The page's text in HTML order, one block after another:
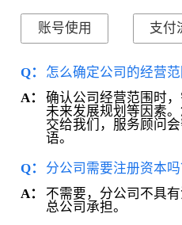
账号使用 支付
Q：
怎么确定公司的经营范
A：
确认公司经营范围时
未来发展规划等因素
交给我们，服务顾问
语。
Q：
分公司需要注册资本吗
A：
不需要，分公司不具
总公司承担。